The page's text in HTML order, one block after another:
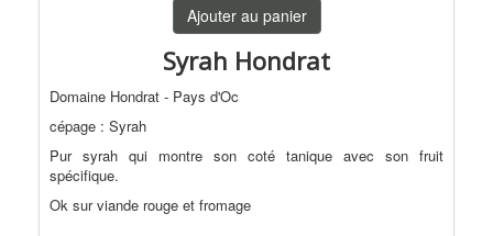
Ajouter au panier
Syrah Hondrat
Domaine Hondrat - Pays d'Oc
cépage : Syrah
Pur syrah qui montre son coté tanique avec son fruit
spécifique.
Ok sur viande rouge et fromage